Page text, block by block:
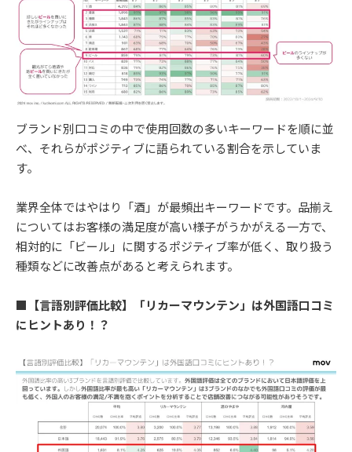
ブランド別口コミの中で使用回数の多いキーワードを順に並
べ、それらがポジティブに語られている割合を示していま
す。
業界全体ではやはり「酒」が最頻出キーワードです。品揃え
についてはお客様の満足度が高い様子がうかがえる一方で、
相対的に「ビール」に関するポジティブ率が低く、取り扱う
種類などに改善点があると考えられます。
■ 【言語別評価比較】「リカーマウンテン」は外国語口コミ
にヒントあり！？